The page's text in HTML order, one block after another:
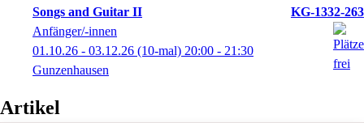
Songs and Guitar II
KG-1332-263
Anfänger/-innen
01.10.26 - 03.12.26 (10-mal) 20:00 - 21:30
Gunzenhausen
Artikel